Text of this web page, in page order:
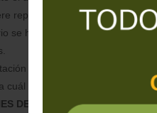
reproducir o utilizar las
se hará responsable de la
de la instalación de cookies
cuál será un pasado un tiempo
DE RESPONSABILIDAD